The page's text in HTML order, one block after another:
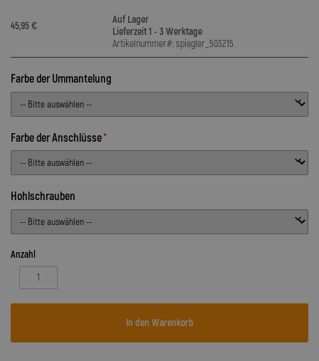
45,95 €
Auf Lager
Lieferzeit 1 - 3 Werktage
Artikelnummer#: spiegler_503215
Farbe der Ummantelung
Farbe der Anschlüsse
Hohlschrauben
Anzahl
In den Warenkorb